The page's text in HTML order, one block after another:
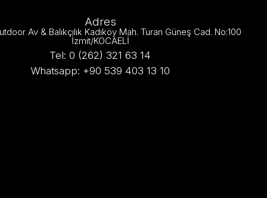
Adres
Av & Balıkçılık Kadıköy Mah. Turan Güneş Cad. No:100
İzmit/KOCAELİ
Tel: 0 (262) 321 63 14
Whatsapp: +90 539 403 13 10